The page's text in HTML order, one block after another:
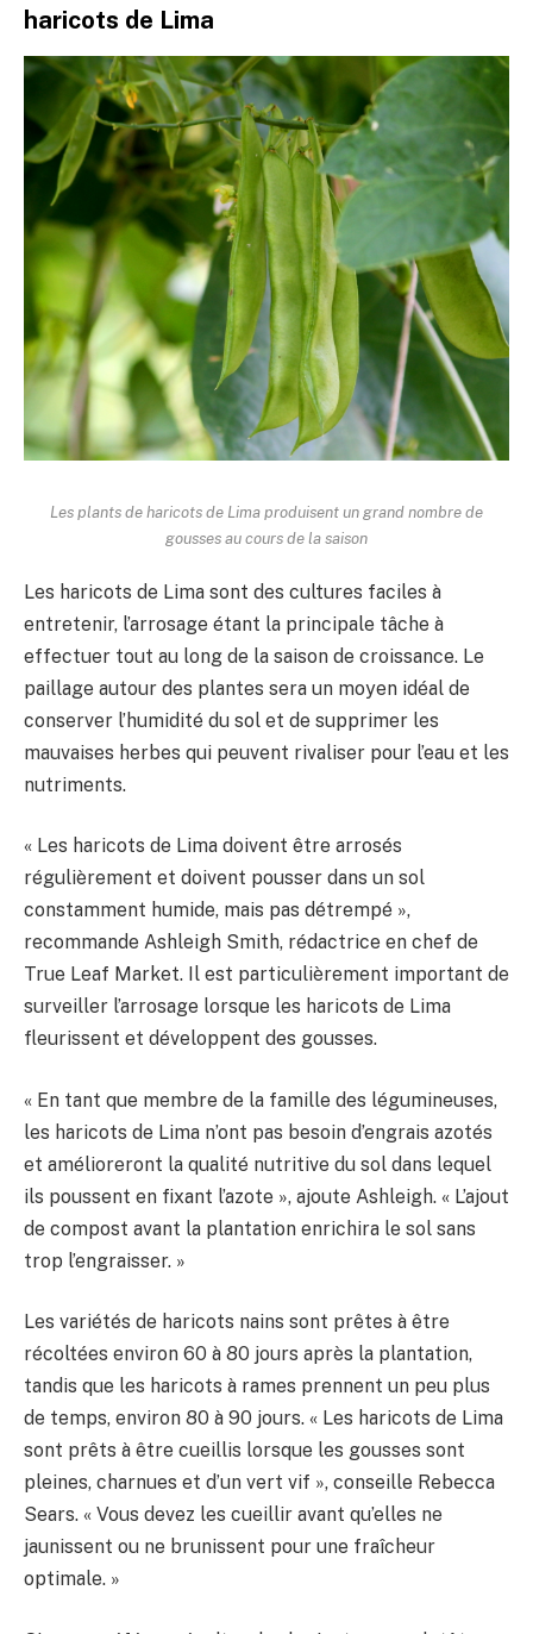
haricots de Lima
Les plants de haricots de Lima produisent un grand nombre de
gousses au cours de la saison
Les haricots de Lima sont des cultures faciles à
entretenir, l’arrosage étant la principale tâche à
effectuer tout au long de la saison de croissance. Le
paillage autour des plantes sera un moyen idéal de
conserver l’humidité du sol et de supprimer les
mauvaises herbes qui peuvent rivaliser pour l’eau et les
nutriments.
« Les haricots de Lima doivent être arrosés
régulièrement et doivent pousser dans un sol
constamment humide, mais pas détrempé »,
recommande Ashleigh Smith, rédactrice en chef de
True Leaf Market. Il est particulièrement important de
surveiller l’arrosage lorsque les haricots de Lima
fleurissent et développent des gousses.
« En tant que membre de la famille des légumineuses,
les haricots de Lima n’ont pas besoin d’engrais azotés
et amélioreront la qualité nutritive du sol dans lequel
ils poussent en fixant l’azote », ajoute Ashleigh. « L’ajout
de compost avant la plantation enrichira le sol sans
trop l’engraisser. »
Les variétés de haricots nains sont prêtes à être
récoltées environ 60 à 80 jours après la plantation,
tandis que les haricots à rames prennent un peu plus
de temps, environ 80 à 90 jours. « Les haricots de Lima
sont prêts à être cueillis lorsque les gousses sont
pleines, charnues et d’un vert vif », conseille Rebecca
Sears. « Vous devez les cueillir avant qu’elles ne
jaunissent ou ne brunissent pour une fraîcheur
optimale. »